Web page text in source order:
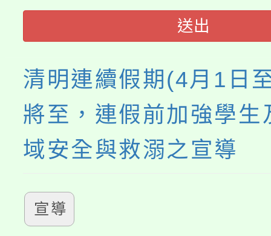
心理、諮商輔導、社會
門員」簡章及活動海報
送出
清明連續假期(4月1日
將至，連假前加強學生
域安全與救溺之宣導
宣導